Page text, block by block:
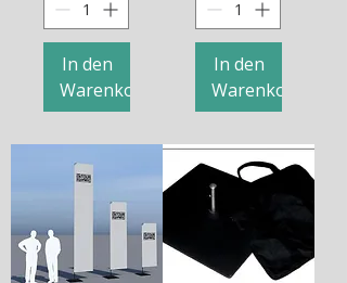
In den
Warenkorb
In den
Warenkorb